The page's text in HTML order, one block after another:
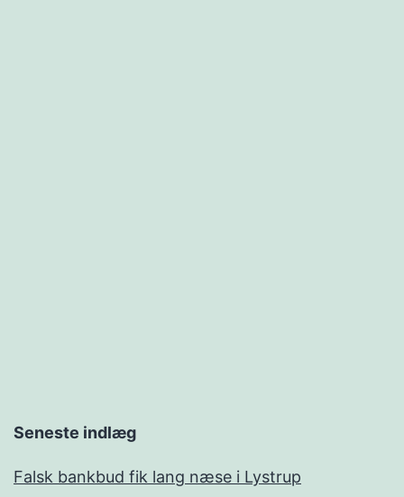
Seneste indlæg
Falsk bankbud fik lang næse i Lystrup